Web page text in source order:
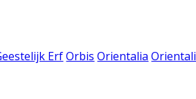
Erf Orbis Orientalia